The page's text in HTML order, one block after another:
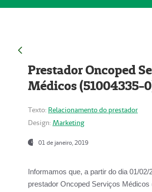
Prestador Oncoped
Médicos (51004335-
Texto: Relacionamento do prestador
Design: Marketing
01 de janeiro, 2019
Informamos que, a partir do dia 01/02/
prestador Oncoped Serviços Médicos